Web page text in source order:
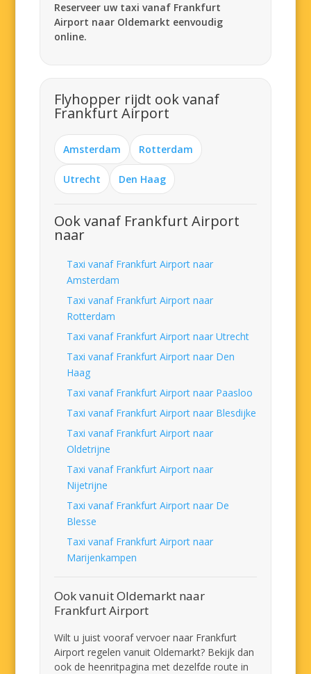
Reserveer uw taxi vanaf Frankfurt
Airport naar Oldemarkt eenvoudig
online.
Flyhopper rijdt ook vanaf
Frankfurt Airport
Amsterdam Rotterdam
Utrecht Den Haag
Ook vanaf Frankfurt Airport
naar
Taxi vanaf Frankfurt Airport naar
Amsterdam
Taxi vanaf Frankfurt Airport naar
Rotterdam
Taxi vanaf Frankfurt Airport naar Utrecht
Taxi vanaf Frankfurt Airport naar Den
Haag
Taxi vanaf Frankfurt Airport naar Paasloo
Taxi vanaf Frankfurt Airport naar Blesdijke
Taxi vanaf Frankfurt Airport naar
Oldetrijne
Taxi vanaf Frankfurt Airport naar
Nijetrijne
Taxi vanaf Frankfurt Airport naar De
Blesse
Taxi vanaf Frankfurt Airport naar
Marijenkampen
Ook vanuit Oldemarkt naar
Frankfurt Airport
Wilt u juist vooraf vervoer naar Frankfurt
Airport regelen vanuit Oldemarkt? Bekijk dan
ook de heenritpagina met dezelfde route in